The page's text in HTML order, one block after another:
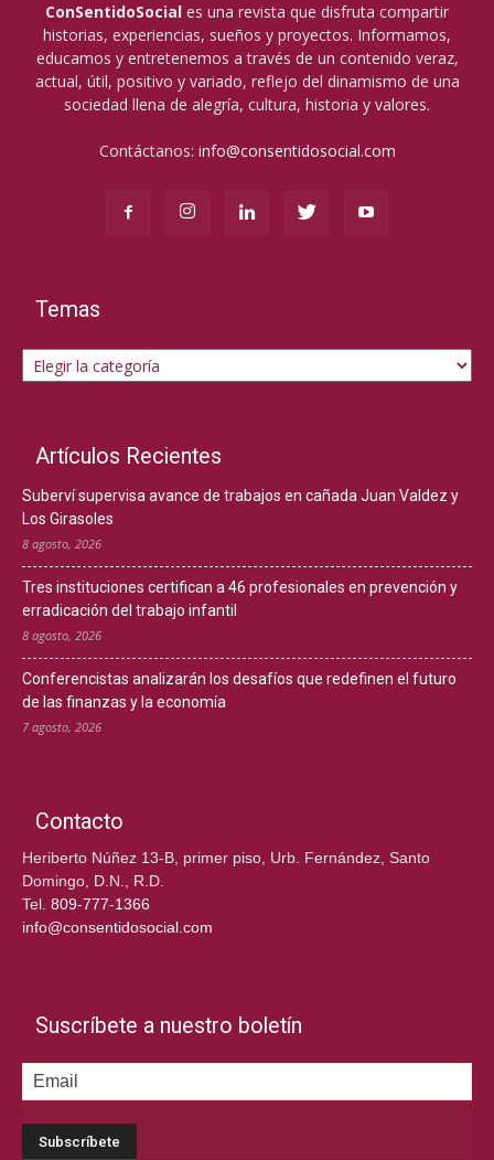
ConSentidoSocial es una revista que disfruta compartir
historias, experiencias, sueños y proyectos. Informamos,
educamos y entretenemos a través de un contenido veraz,
actual, útil, positivo y variado, reflejo del dinamismo de una
sociedad llena de alegría, cultura, historia y valores.
Contáctanos: info@consentidosocial.com
Temas
Temas
Artículos Recientes
Suberví supervisa avance de trabajos en cañada Juan Valdez y
Los Girasoles
8 agosto, 2026
Tres instituciones certifican a 46 profesionales en prevención y
erradicación del trabajo infantil
8 agosto, 2026
Conferencistas analizarán los desafíos que redefinen el futuro
de las finanzas y la economía
7 agosto, 2026
Contacto
Heriberto Núñez 13-B, primer piso, Urb. Fernández, Santo
Domingo, D.N., R.D.
Tel. 809-777-1366
info@consentidosocial.com
Suscríbete a nuestro boletín